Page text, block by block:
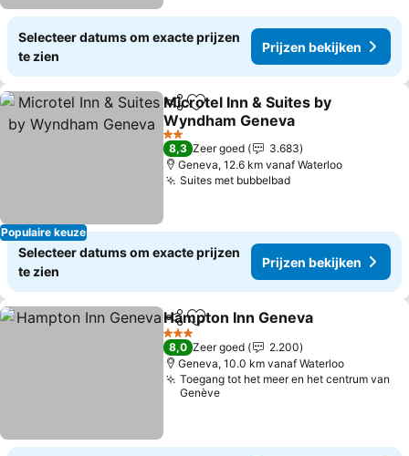
Selecteer datums om exacte prijzen
te zien
Prijzen bekijken
Populaire keuze
DelenToevoegen aan favorieten
Microtel Inn & Suites by
Wyndham Geneva
2 Sterren
8,3 Zeer goed
3.683
Geneva, 12.6 km vanaf Waterloo
Suites met bubbelbad
Selecteer datums om exacte prijzen
te zien
Prijzen bekijken
DelenToevoegen aan favorieten
Hampton Inn Geneva
3 Sterren
8,0 Zeer goed
2.200
Geneva, 10.0 km vanaf Waterloo
Toegang tot het meer en het centrum van
Genève